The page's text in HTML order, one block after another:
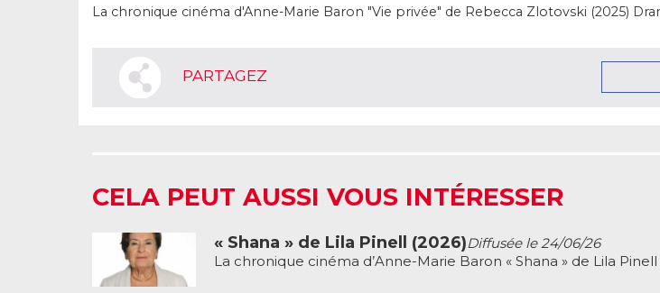
La chronique cinéma d'Anne-Marie Baron "Vie privée" de Rebecca Zlotovski (2025)
PARTAGEZ
CELA PEUT AUSSI VOUS INTÉRESSER
« Shana » de Lila Pinell (2026)Diffusée le 24/06/26
La chronique cinéma d’Anne-Marie Baron « Shana » de Lila